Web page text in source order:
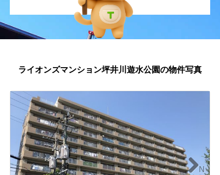
ライオンズマンション坪井川遊水公園の物件写真
N